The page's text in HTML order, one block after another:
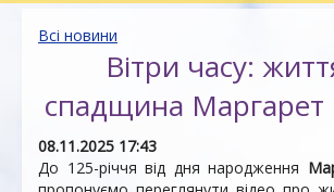
Всі новини
Вітри часу:
спадщина Маргарет
08.11.2025 17:43
До 125-річчя від дня народження